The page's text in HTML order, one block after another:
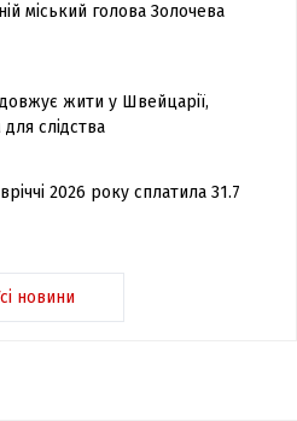
міський голова Золочева
жити у Швейцарії,
слідства
2026 року сплатила 31.7
новини